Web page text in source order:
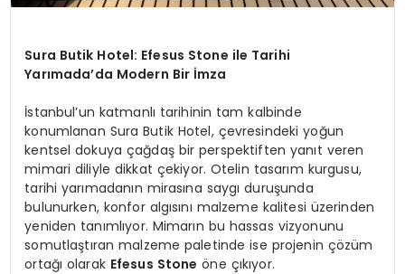
Sura Butik Hotel: Efesus Stone ile Tarihi
Yarımada’da Modern Bir İmza
İstanbul’un katmanlı tarihinin tam kalbinde
konumlanan Sura Butik Hotel, çevresindeki yoğun
kentsel dokuya çağdaş bir perspektiften yanıt veren
mimari diliyle dikkat çekiyor. Otelin tasarım kurgusu,
tarihi yarımadanın mirasına saygı duruşunda
bulunurken, konfor algısını malzeme kalitesi üzerinden
yeniden tanımlıyor. Mimarın bu hassas vizyonunu
somutlaştıran malzeme paletinde ise projenin çözüm
ortağı olarak Efesus Stone öne çıkıyor.